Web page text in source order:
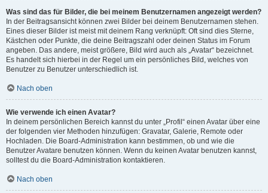
Was sind das für Bilder, die bei meinem Benutzernamen angezeigt werden?
In der Beitragsansicht können zwei Bilder bei deinem Benutzernamen stehen.
Eines dieser Bilder ist meist mit deinem Rang verknüpft: Oft sind dies Sterne,
Kästchen oder Punkte, die deine Beitragszahl oder deinen Status im Forum
angeben. Das andere, meist größere, Bild wird auch als „Avatar“ bezeichnet.
Es handelt sich hierbei in der Regel um ein persönliches Bild, welches von
Benutzer zu Benutzer unterschiedlich ist.
Nach oben
Wie verwende ich einen Avatar?
In deinem persönlichen Bereich kannst du unter „Profil“ einen Avatar über eine
der folgenden vier Methoden hinzufügen: Gravatar, Galerie, Remote oder
Hochladen. Die Board-Administration kann bestimmen, ob und wie die
Benutzer Avatare benutzen können. Wenn du keinen Avatar benutzen kannst,
solltest du die Board-Administration kontaktieren.
Nach oben